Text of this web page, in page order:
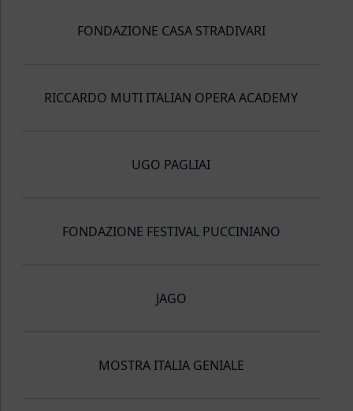
FONDAZIONE CASA STRADIVARI
RICCARDO MUTI ITALIAN OPERA ACADEMY
UGO PAGLIAI
FONDAZIONE FESTIVAL PUCCINIANO
JAGO
MOSTRA ITALIA GENIALE